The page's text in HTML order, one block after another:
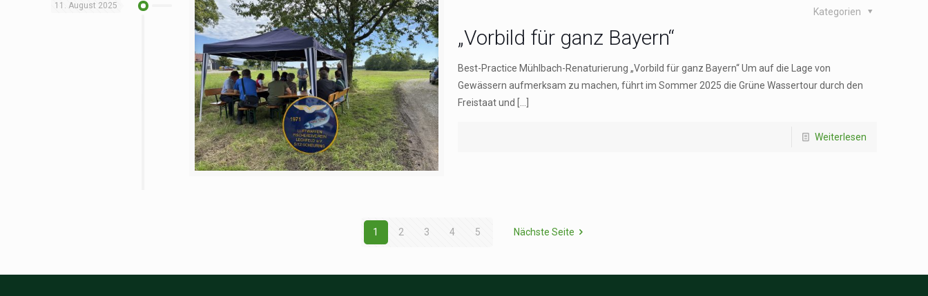
11. August 2025
Kategorien
„Vorbild für ganz Bayern“
Best-Practice Mühlbach-Renaturierung „Vorbild für ganz Bayern“ Um auf die Lage von
Gewässern aufmerksam zu machen, führt im Sommer 2025 die Grüne Wassertour durch den
Freistaat und […]
Weiterlesen
1 2 3 4 5 Nächste Seite